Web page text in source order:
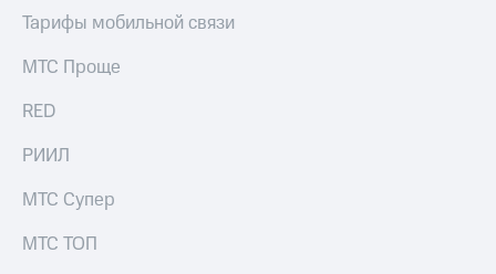
Тарифы мобильной связи
МТС Проще
RED
РИИЛ
МТС Супер
МТС ТОП